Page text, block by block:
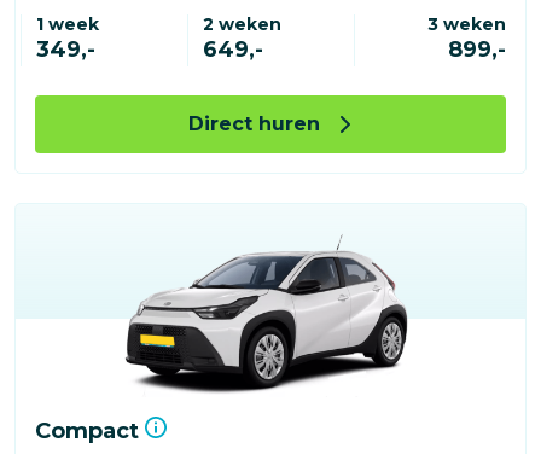
1 week
349,-
2 weken
649,-
3 weken
899,-
Direct huren
Compact